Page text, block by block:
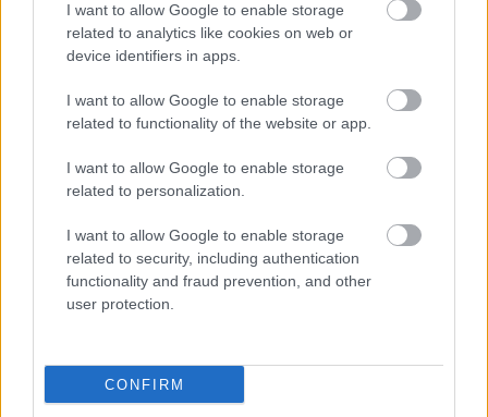
I want to allow Google to enable storage
related to analytics like cookies on web or
device identifiers in apps.
I want to allow Google to enable storage
related to functionality of the website or app.
I want to allow Google to enable storage
related to personalization.
I want to allow Google to enable storage
related to security, including authentication
functionality and fraud prevention, and other
user protection.
CONFIRM
Fotó: eredmenyek.com
között legyen a Google-találatokban